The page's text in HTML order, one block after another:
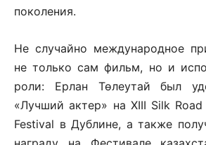
поколения.
Не случайно международное
не только сам фильм, но и
роли: Ерлан Төлеутай был
«Лучший актер» на XIII Silk
Festival в Дублине, а также